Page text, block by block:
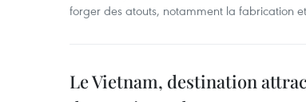
forger des atouts, notamment la fabrication
Le Vietnam, destination